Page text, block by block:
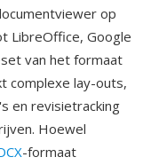
op
LibreOffice, Google
van het formaat
complexe lay-outs,
en revisietracking
Hoewel
-formaat